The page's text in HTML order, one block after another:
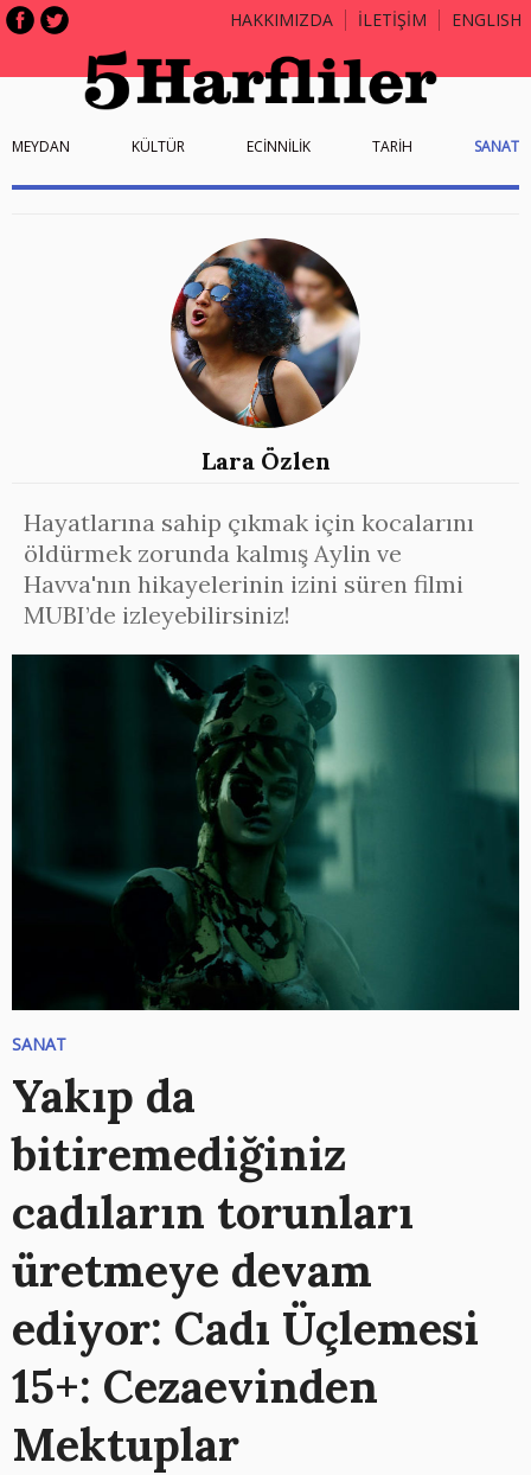
HAKKIMIZDA İLETİŞİM ENGLISH
MEYDAN KÜLTÜR ECİNNİLİK TARİH SANAT
Lara Özlen
Hayatlarına sahip çıkmak için kocalarını
öldürmek zorunda kalmış Aylin ve
Havva'nın hikayelerinin izini süren filmi
MUBI’de izleyebilirsiniz!
SANAT
Yakıp da
bitiremediğiniz
cadıların torunları
üretmeye devam
ediyor: Cadı Üçlemesi
15+: Cezaevinden
Mektuplar